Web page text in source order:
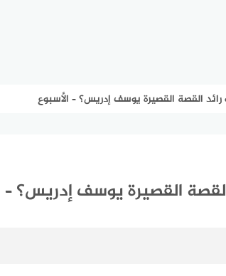
القصة القصيرة يوسف إدريس؟ – الأسبوع
القصيرة يوسف إدريس؟ –